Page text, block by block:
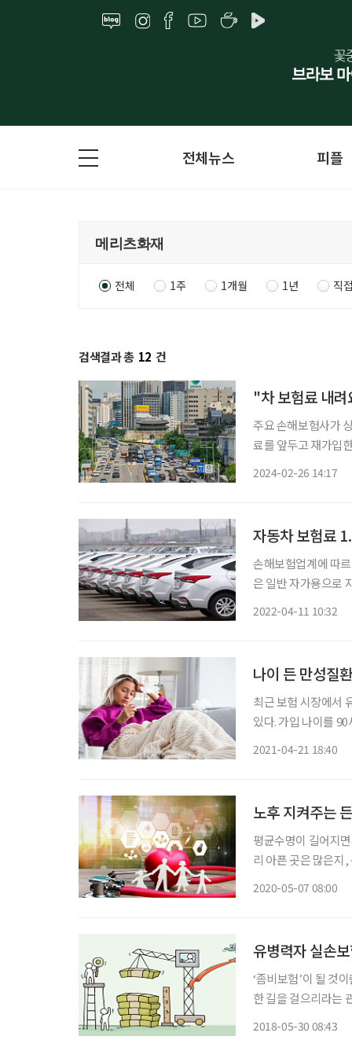
전체뉴스 피플
전체 1주 1개월 1년 직
검색결과 총 12 건
"차 보험료 내
주요 손해보험사가
료를 앞두고 재가입한
2024-02-26 14:17
자동차 보험료
손해보험업계에 따
은 일반 자가용으로 자동차
2022-04-11 10:32
나이 든 만성질
최근 보험 시장에서
있다. 가입 나이를
2021-04-21 18:40
노후 지켜주는
평균수명이 길어지
리 아픈 곳은 많은지
2020-05-07 08:00
유병력자 실손
‘좀비보험’이 될 것
한 길을 걸으리라는
2018-05-30 08:43